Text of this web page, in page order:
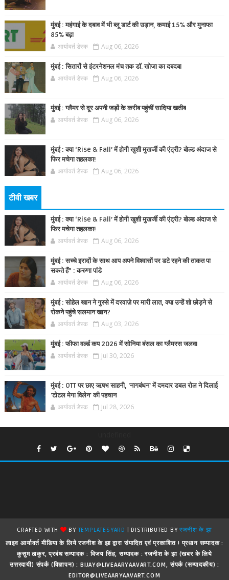
मुंबई : महंगाई के दबाव में भी ब्लू डार्ट की उड़ान, कमाई 15% और मुनाफा
85% बढ़ा
आर्यावर्त डेस्क Aug 06, 2026
मुंबई : सितारों से इंटरनेशनल मंच तक डॉ. खोजा का दबदबा
आर्यावर्त डेस्क Aug 06, 2026
मुंबई : ग्लैमर से दूर अपनी जड़ों के करीब पहुंचीं सादिया खतीब
आर्यावर्त डेस्क Aug 06, 2026
मुंबई : क्या ‘Rise & Fall’ में होगी खुशी मुखर्जी की एंट्री? बोल्ड अंदाज से
फिर मचेगा तहलका!
आर्यावर्त डेस्क Aug 06, 2026
टीवी खबर
मुंबई : क्या ‘Rise & Fall’ में होगी खुशी मुखर्जी की एंट्री? बोल्ड अंदाज से
फिर मचेगा तहलका!
आर्यावर्त डेस्क Aug 06, 2026
मुंबई : सच्चे इरादों के साथ आप अपने विश्वासों पर डटे रहने की ताकत पा
सकते हैं” : करुणा पांडे
आर्यावर्त डेस्क Aug 06, 2026
मुंबई : सोहेल खान ने गुस्से में दरवाज़े पर मारी लात, क्या उन्हें शो छोड़ने से
रोकने पहुंचे सलमान खान?
आर्यावर्त डेस्क Aug 03, 2026
मुंबई : फीफा वर्ल्ड कप 2026 में सोनिया बंसल का ग्लैमरस जलवा
आर्यावर्त डेस्क Jul 30, 2026
मुंबई : OTT पर छाए ऋषभ साहनी, 'नागबंधन' में दमदार डबल रोल ने दिलाई
'टोटल मेगा विलेन' की पहचान
आर्यावर्त डेस्क Jul 28, 2026
CRAFTED WITH BYTEMPLATESYARD | DISTRIBUTED BYरजनीश के झा
लाइव आर्यावर्त मीडिया के लिये रजनीश के झा द्वारा संपादित एवं प्रकाशित ! प्रधान सम्पादक :
कुसुम ठाकुर, प्रबंध सम्पादक : विजय सिंह, सम्पादक : रजनीश के झा (खबर के लिये
उत्तरदायी) संपर्क (विज्ञापन) : BIJAY@LIVEAARYAAVART.COM, संपर्क (सम्पादकीय) :
EDITOR@LIVEAARYAAVART.COM